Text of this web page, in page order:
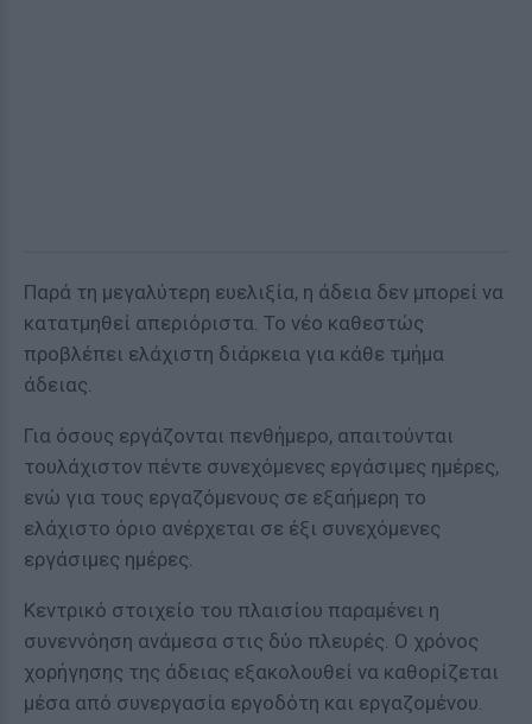
Παρά τη μεγαλύτερη ευελιξία, η άδεια δεν μπορεί να
κατατμηθεί απεριόριστα. Το νέο καθεστώς
προβλέπει ελάχιστη διάρκεια για κάθε τμήμα
άδειας.
Για όσους εργάζονται πενθήμερο, απαιτούνται
τουλάχιστον πέντε συνεχόμενες εργάσιμες ημέρες,
ενώ για τους εργαζόμενους σε εξαήμερη το
ελάχιστο όριο ανέρχεται σε έξι συνεχόμενες
εργάσιμες ημέρες.
Κεντρικό στοιχείο του πλαισίου παραμένει η
συνεννόηση ανάμεσα στις δύο πλευρές. Ο χρόνος
χορήγησης της άδειας εξακολουθεί να καθορίζεται
μέσα από συνεργασία εργοδότη και εργαζομένου.